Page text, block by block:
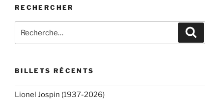
RECHERCHER
pour
BILLETS RÉCENTS
Lionel Jospin (1937-2026)